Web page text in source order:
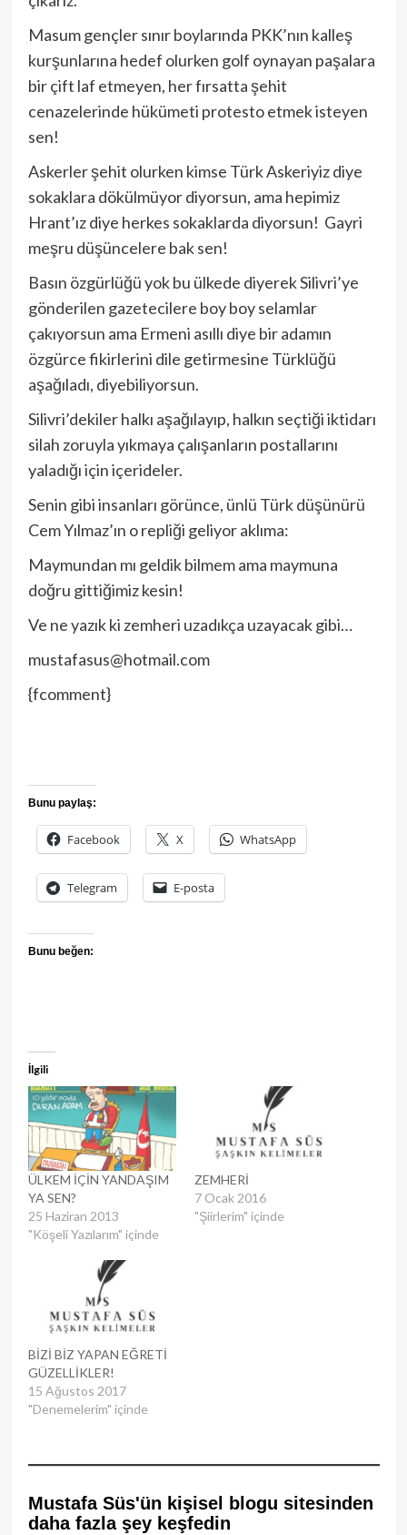
Masum gençler sınır boylarında PKK’nın kalleş
kurşunlarına hedef olurken golf oynayan paşalara
bir çift laf etmeyen, her fırsatta şehit
cenazelerinde hükümeti protesto etmek isteyen
sen!
Askerler şehit olurken kimse Türk Askeriyiz diye
sokaklara dökülmüyor diyorsun, ama hepimiz
Hrant’ız diye herkes sokaklarda diyorsun! Gayri
meşru düşüncelere bak sen!
Basın özgürlüğü yok bu ülkede diyerek Silivri’ye
gönderilen gazetecilere boy boy selamlar
çakıyorsun ama Ermeni asıllı diye bir adamın
özgürce fikirlerini dile getirmesine Türklüğü
aşağıladı, diyebiliyorsun.
Silivri’dekiler halkı aşağılayıp, halkın seçtiği iktidarı
silah zoruyla yıkmaya çalışanların postallarını
yaladığı için içerideler.
Senin gibi insanları görünce, ünlü Türk düşünürü
Cem Yılmaz’ın o repliği geliyor aklıma:
Maymundan mı geldik bilmem ama maymuna
doğru gittiğimiz kesin!
Ve ne yazık ki zemheri uzadıkça uzayacak gibi…
mustafasus@hotmail.com
{fcomment}
Bunu paylaş:
Facebook X WhatsApp
Telegram E-posta
Bunu beğen:
İlgili
ÜLKEM İÇİN YANDAŞIM
YA SEN?
25 Haziran 2013
"Köşeli Yazılarım" içinde
ZEMHERİ
7 Ocak 2016
"Şiirlerim" içinde
BİZİ BİZ YAPAN EĞRETİ
GÜZELLİKLER!
15 Ağustos 2017
"Denemelerim" içinde
Mustafa Süs'ün kişisel blogu sitesinden
daha fazla şey keşfedin